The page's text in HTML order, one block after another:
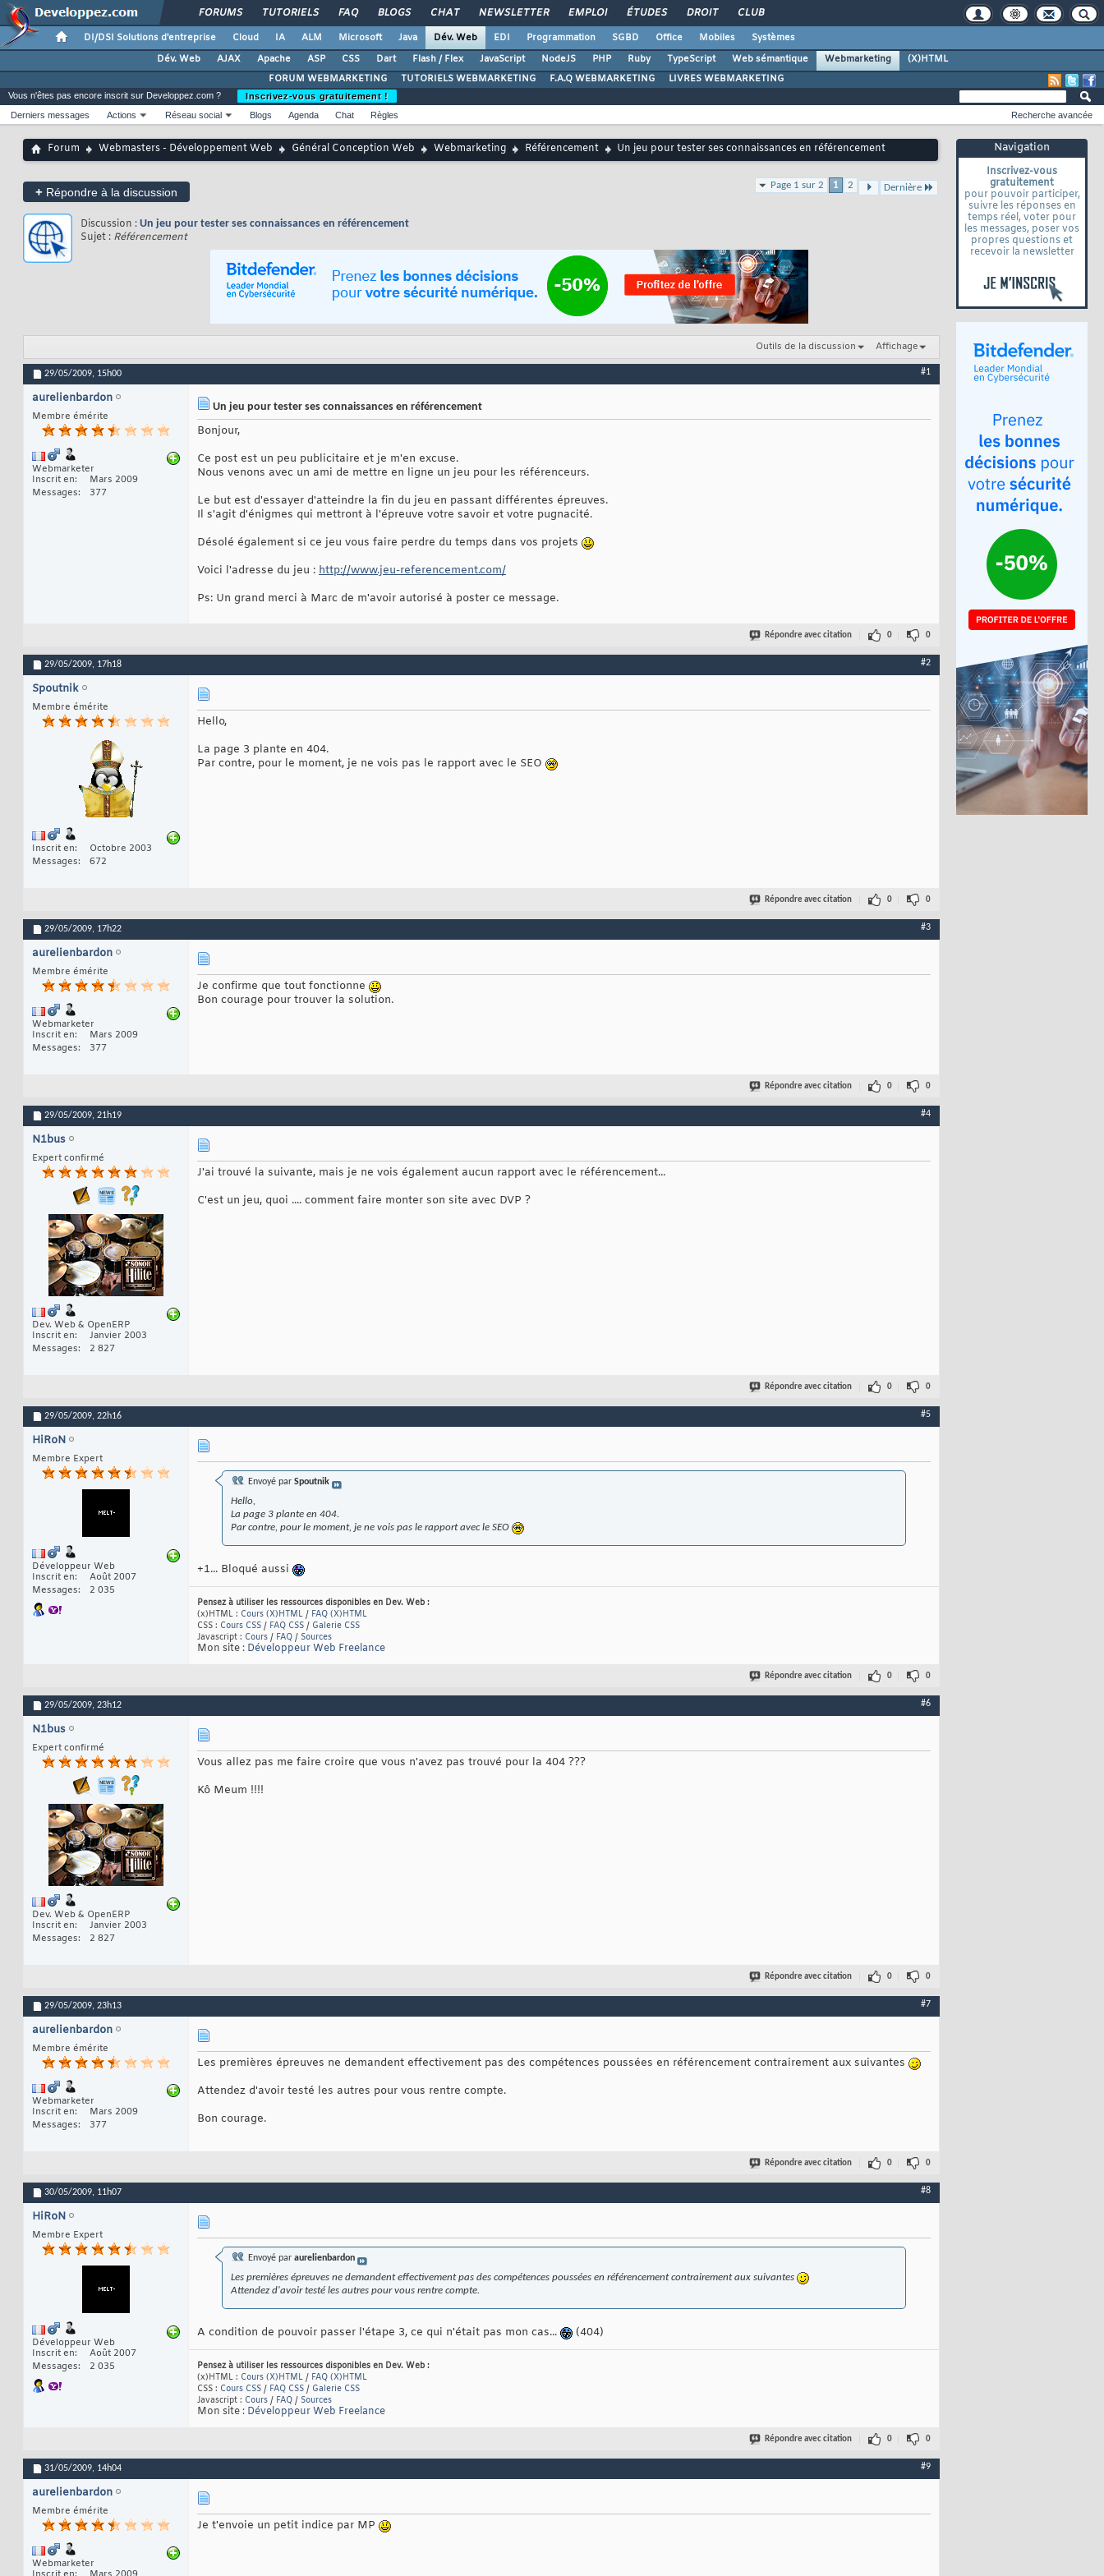
FORUMS TUTORIELS FAQ BLOGS CHAT NEWSLETTER EMPLOI ÉTUDES DROIT CLUB
DI/DSI Solutions d'entreprise Cloud IA ALM Microsoft Java Dév. Web EDI Programmation SGBD Office Mobiles
Systèmes
Dév. Web
AJAX Apache ASP CSS Dart Flash / Flex JavaScript NodeJS PHP Ruby TypeScript Web sémantique Webmarketing
(X)HTML
FORUM WEBMARKETING
TUTORIELS WEBMARKETING F.A.Q WEBMARKETING LIVRES WEBMARKETING
Navigation
Inscrivez-vous
gratuitement
pour pouvoir participer,
suivre les réponses en
temps réel, voter pour
les messages, poser vos
propres questions et
recevoir la newsletter
Vous n'êtes pas encore inscrit sur Developpez.com ?
Inscrivez-vous gratuitement !
Derniers messages
Actions Réseau social Blogs Agenda Chat Règles Recherche avancée
Forum Webmasters - Développement Web Général Conception Web Webmarketing Référencement Un jeu pour tester ses connaissances en référencement
+ Répondre à la discussion
Page 1 sur 2 1 2 Dernière
Discussion : Un jeu pour tester ses connaissances en référencement
Sujet : Référencement
Outils de la discussion Affichage
29/05/2009, 15h00 #1
aurelienbardon
Membre émérite
Webmarketer
Inscrit en
Mars 2009
Messages
377
Un jeu pour tester ses connaissances en référencement
Bonjour,
Ce post est un peu publicitaire et je m'en excuse.
Nous venons avec un ami de mettre en ligne un jeu pour les référenceurs.
Le but est d'essayer d'atteindre la fin du jeu en passant différentes épreuves.
Il s'agit d'énigmes qui mettront à l'épreuve votre savoir et votre pugnacité.
Désolé également si ce jeu vous faire perdre du temps dans vos projets
Voici l'adresse du jeu : http://www.jeu-referencement.com/
Ps: Un grand merci à Marc de m'avoir autorisé à poster ce message.
Répondre avec citation 0 0
29/05/2009, 17h18 #2
Spoutnik
Membre émérite
Inscrit en
Octobre 2003
Messages
672
Hello,
La page 3 plante en 404.
Par contre, pour le moment, je ne vois pas le rapport avec le SEO
Répondre avec citation 0 0
29/05/2009, 17h22 #3
aurelienbardon
Membre émérite
Webmarketer
Inscrit en
Mars 2009
Messages
377
Je confirme que tout fonctionne
Bon courage pour trouver la solution.
Répondre avec citation 0 0
29/05/2009, 21h19 #4
N1bus
Expert confirmé
Dev. Web & OpenERP
Inscrit en
Janvier 2003
Messages
2 827
J'ai trouvé la suivante, mais je ne vois également aucun rapport avec le référencement...
C'est un jeu, quoi .... comment faire monter son site avec DVP ?
Répondre avec citation 0 0
29/05/2009, 22h16 #5
HiRoN
Membre Expert
Développeur Web
Inscrit en
Août 2007
Messages
2 035
Envoyé par Spoutnik
Hello,
La page 3 plante en 404.
Par contre, pour le moment, je ne vois pas le rapport avec le SEO
+1... Bloqué aussi
Pensez à utiliser les ressources disponibles en Dev. Web :
(x)HTML : Cours (X)HTML / FAQ (X)HTML
CSS : Cours CSS / FAQ CSS / Galerie CSS
Javascript : Cours / FAQ / Sources
Mon site : Développeur Web Freelance
Répondre avec citation 0 0
29/05/2009, 23h12 #6
N1bus
Expert confirmé
Dev. Web & OpenERP
Inscrit en
Janvier 2003
Messages
2 827
Vous allez pas me faire croire que vous n'avez pas trouvé pour la 404 ???
Kô Meum !!!!
Répondre avec citation 0 0
29/05/2009, 23h13 #7
aurelienbardon
Membre émérite
Webmarketer
Inscrit en
Mars 2009
Messages
377
Les premières épreuves ne demandent effectivement pas des compétences poussées en référencement contrairement aux suivantes
Attendez d'avoir testé les autres pour vous rentre compte.
Bon courage.
Répondre avec citation 0 0
30/05/2009, 11h07 #8
HiRoN
Membre Expert
Développeur Web
Inscrit en
Août 2007
Messages
2 035
Envoyé par aurelienbardon
Les premières épreuves ne demandent effectivement pas des compétences poussées en référencement contrairement aux suivantes
Attendez d'avoir testé les autres pour vous rentre compte.
A condition de pouvoir passer l'étape 3, ce qui n'était pas mon cas... (404)
Pensez à utiliser les ressources disponibles en Dev. Web :
(x)HTML : Cours (X)HTML / FAQ (X)HTML
CSS : Cours CSS / FAQ CSS / Galerie CSS
Javascript : Cours / FAQ / Sources
Mon site : Développeur Web Freelance
Répondre avec citation 0 0
31/05/2009, 14h04 #9
aurelienbardon
Membre émérite
Webmarketer
Je t'envoie un petit indice par MP